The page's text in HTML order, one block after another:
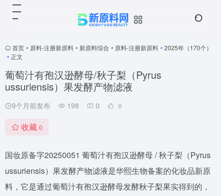
首页 • 原料-注册新原料 • 新原料综合 • 原料-注册新原料 • 2025年（170个）
• 正文
葡萄汁有孢汉逊酵母/秋子梨（Pyrus
ussuriensis）果发酵产物滤液
9个月前发布 198 0 0
收藏 0
国妆原备字20250051 葡萄汁有孢汉逊酵母 / 秋子梨（Pyrus
ussuriensis）果发酵产物滤液是华熙生物备案的化妆品新原
料，它是通过葡萄汁有孢汉逊酵母发酵秋子梨果实得到的，